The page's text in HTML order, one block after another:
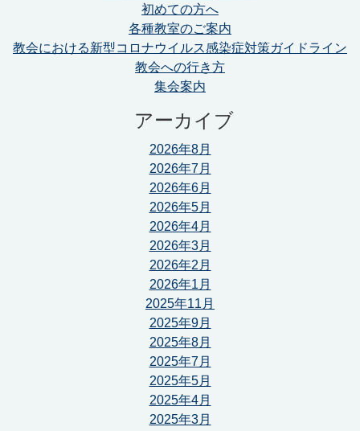
初めての方へ
各種教室のご案内
教会における新型コロナウイルス感染症対策ガイドライン
教会への行き方
集会案内
アーカイブ
2026年8月
2026年7月
2026年6月
2026年5月
2026年4月
2026年3月
2026年2月
2026年1月
2025年11月
2025年9月
2025年8月
2025年7月
2025年5月
2025年4月
2025年3月